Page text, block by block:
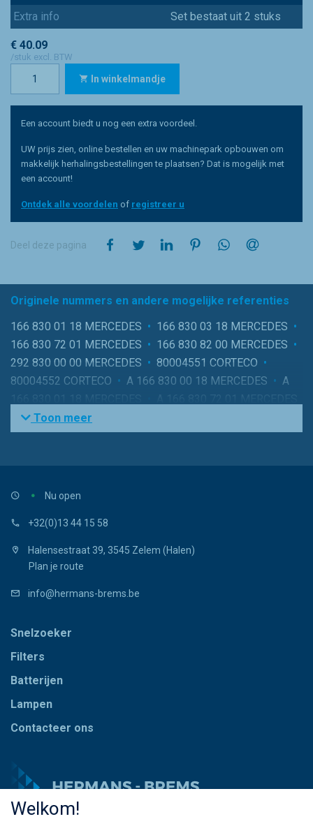
Extra info
Set bestaat uit 2 stuks
€ 40.09
/stuk excl. BTW
In winkelmandje
Een account biedt u nog een extra voordeel.
UW prijs zien, online bestellen en uw machinepark opbouwen om
makkelijk herhalingsbestellingen te plaatsen? Dat is mogelijk met
een account!
Ontdek alle voordelen of registreer u
Deel deze pagina op Facebookop Twitterop LinkedInop Pinterestop WhatsApp
Originele nummers en andere mogelijke referenties
166 830 01 18 MERCEDES • 166 830 03 18 MERCEDES •
166 830 72 01 MERCEDES • 166 830 82 00 MERCEDES •
292 830 00 00 MERCEDES • 80004551 CORTECO •
80004552 CORTECO • A 166 830 00 18 MERCEDES • A
A 166 830 82 00 MERCEDES
MERCEDES•A166 830 03 18 MERCEDES•AHC390-2
Toon meer
Nu open
+32(0)13 44 15 58
Halensestraat 39, 3545 Zelem (Halen)
Plan je route
info@hermans-brems.be
Snelzoeker
Filters
Batterijen
Lampen
Contacteer ons
Welkom!